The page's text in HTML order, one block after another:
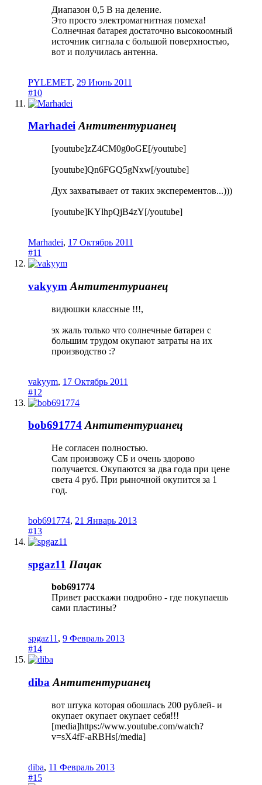
Диапазон 0,5 В на деление.
Это просто электромагнитная помеха!
Солнечная батарея достаточно высокоомный
источник сигнала с большой поверхностью,
вот и получилась антенна.
PYLEMET, 29 Июнь 2011
#10
Marhadei Антитентурианец
[youtube]zZ4CM0g0oGE[/youtube]
[youtube]Qn6FGQ5gNxw[/youtube]
Дух захватывает от таких эксперементов...)))
[youtube]KYlhpQjB4zY[/youtube]
Marhadei, 17 Октябрь 2011
#11
vakyym Антитентурианец
видюшки классные !!!,
эх жаль только что солнечные батареи с
большим трудом окупают затраты на их
производство :?
vakyym, 17 Октябрь 2011
#12
bob691774 Антитентурианец
Не согласен полностью.
Сам произвожу СБ и очень здорово
получается. Окупаются за два года при цене
света 4 руб. При рыночной окупится за 1
год.
bob691774, 21 Январь 2013
#13
spgaz11 Пацак
bob691774
Привет расскажи подробно - где покупаешь
сами пластины?
spgaz11, 9 Февраль 2013
#14
diba Антитентурианец
вот штука которая обошлась 200 рублей- и
окупает окупает окупает себя!!!
[media]https://www.youtube.com/watch?
v=sX4fF-aRBHs[/media]
diba, 11 Февраль 2013
#15